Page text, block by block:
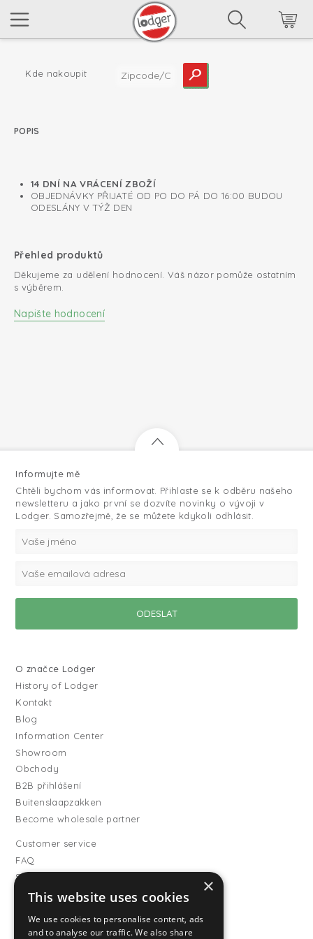
Kde nakoupit
POPIS
14 DNÍ NA VRÁCENÍ ZBOŽÍ
OBJEDNÁVKY PŘIJATÉ OD PO DO PÁ DO 16:00 BUDOU
ODESLÁNY V TÝŽ DEN
Přehled produktů
Děkujeme za udělení hodnocení. Váš názor pomůže ostatním
s výběrem.
Napište hodnocení
Informujte mě
Chtěli bychom vás informovat. Přihlaste se k odběru našeho
newsletteru a jako první se dozvíte novinky o vývoji v
Lodger. Samozřejmě, že se můžete kdykoli odhlásit.
O značce Lodger
History of Lodger
Kontakt
Blog
Information Center
Showroom
Obchody
B2B přihlášení
Buitenslaapzakken
Become wholesale partner
Customer service
FAQ
Shipping
Vrácení
Všeobecné obchodní
×
This website uses cookies
We use cookies to personalise content, ads
and to analyse our traffic. We also share